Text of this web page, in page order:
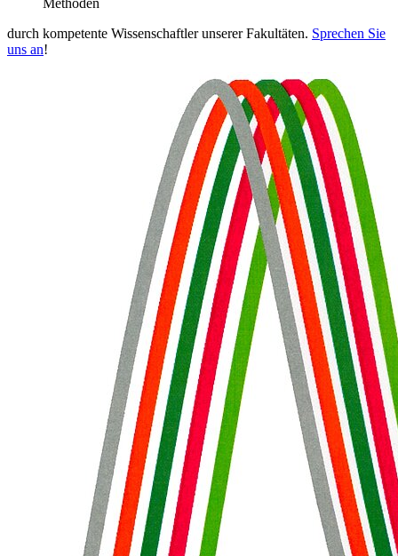
durch kompetente Wissenschaftler unserer Fakultäten. Sprechen Sie
uns an!